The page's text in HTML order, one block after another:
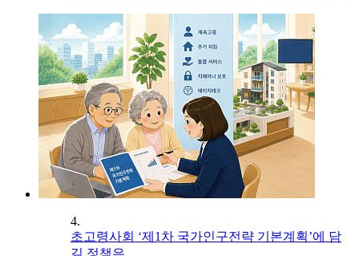
4.
초고령사회 ‘제1차 국가인구전략 기본계획’에 담